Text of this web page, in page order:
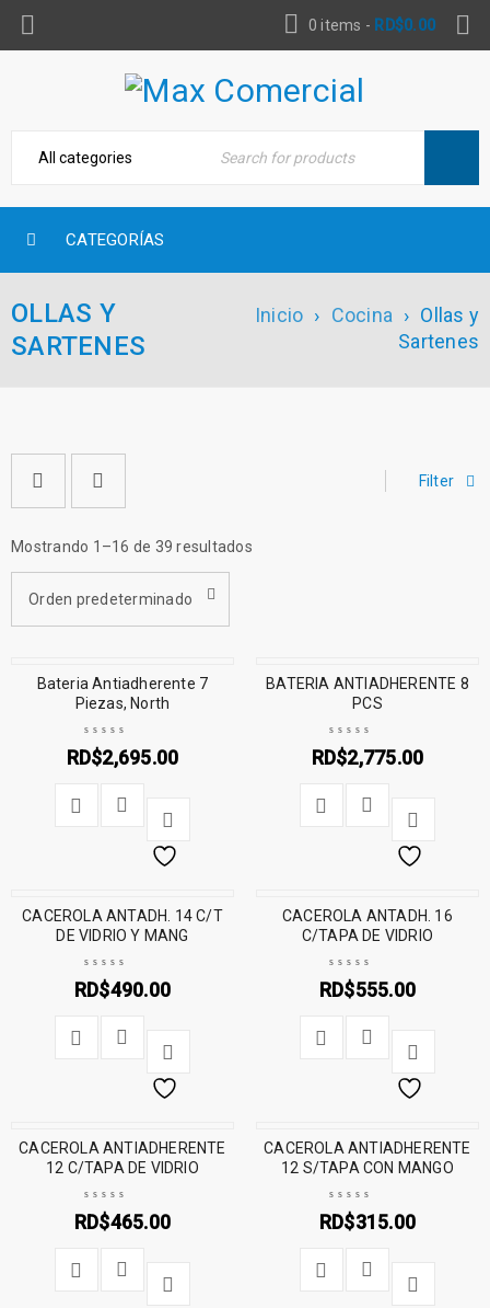
0 items - RD$0.00
CATEGORÍAS
OLLAS Y
SARTENES
Inicio › Cocina › Ollas y
Sartenes
Filter
Mostrando 1–16 de 39 resultados
Orden predeterminado
Bateria Antiadherente 7
Piezas, North
RD$2,695.00
RECIENTES
BATERIA ANTIADHERENTE 8
PCS
RD$2,775.00
CACEROLA ANTADH. 14 C/T
DE VIDRIO Y MANG
RD$490.00
CACEROLA ANTADH. 16
C/TAPA DE VIDRIO
RD$555.00
CACEROLA ANTIADHERENTE
12 C/TAPA DE VIDRIO
RD$465.00
CACEROLA ANTIADHERENTE
12 S/TAPA CON MANGO
RD$315.00